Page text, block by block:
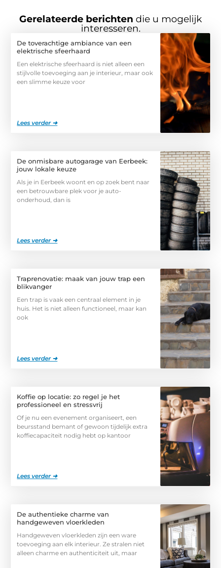
Gerelateerde berichten die u mogelijk
interesseren.
De toverachtige ambiance van een
elektrische sfeerhaard
Een elektrische sfeerhaard is niet alleen een
stijlvolle toevoeging aan je interieur, maar ook
een slimme keuze voor
Lees verder ➜
De onmisbare autogarage van Eerbeek:
jouw lokale keuze
Als je in Eerbeek woont en op zoek bent naar
een betrouwbare plek voor je auto-
onderhoud, dan is
Lees verder ➜
Traprenovatie: maak van jouw trap een
blikvanger
Een trap is vaak een centraal element in je
huis. Het is niet alleen functioneel, maar kan
ook
Lees verder ➜
Koffie op locatie: zo regel je het
professioneel en stressvrij
Of je nu een evenement organiseert, een
beursstand bemant of gewoon tijdelijk extra
koffiecapaciteit nodig hebt op kantoor
Lees verder ➜
De authentieke charme van
handgeweven vloerkleden
Handgeweven vloerkleden zijn een ware
toevoeging aan elk interieur. Ze stralen niet
alleen charme en authenticiteit uit, maar